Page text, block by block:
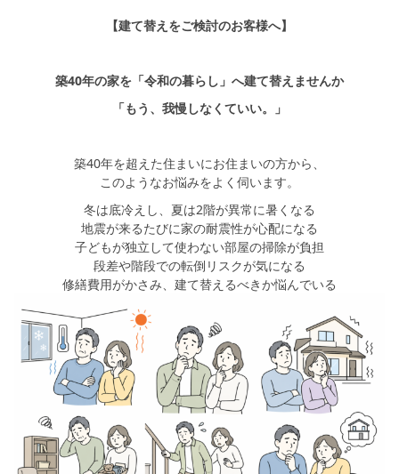
【建て替えをご検討のお客様へ】
築40年の家を「令和の暮らし」へ建て替えませんか
「もう、我慢しなくていい。」
築40年を超えた住まいにお住まいの方から、
このようなお悩みをよく伺います。
冬は底冷えし、夏は2階が異常に暑くなる
地震が来るたびに家の耐震性が心配になる
子どもが独立して使わない部屋の掃除が負担
段差や階段での転倒リスクが気になる
修繕費用がかさみ、建て替えるべきか悩んでいる